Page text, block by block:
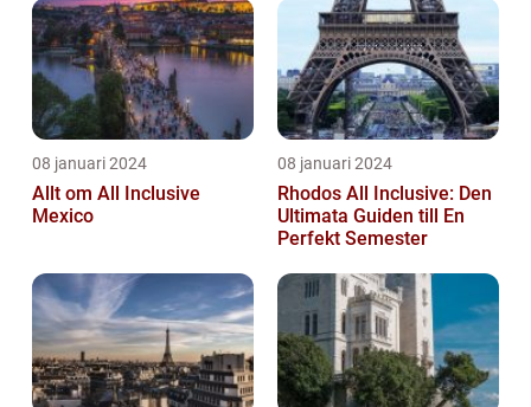
08 januari 2024
Allt om All Inclusive
Mexico
08 januari 2024
Rhodos All Inclusive: Den
Ultimata Guiden till En
Perfekt Semester